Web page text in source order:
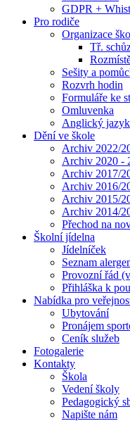
GDPR +
Pro rodiče
Organizace
Tř.
Sešity a
Rozvrh hodin
Formuláře ke
Omluvenka
Anglický jazyk
Dění ve škole
Archiv 2022/
Archiv 2020 -
Archiv 2017/
Archiv 2016/
Archiv 2015/
Archiv 2014/
Přechod na
Školní jídelna
Jídelníček
Seznam
Provozní řád
Přihláška k
Nabídka pro
Ubytování
Pronájem
Ceník služeb
Fotogalerie
Kontakty
Škola
Vedení školy
Pedagogický
Napište nám